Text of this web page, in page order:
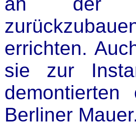
errichten.
sie zur
Berliner